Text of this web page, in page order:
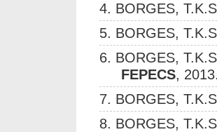
4. BORGES,
5. BORGES,
6. BORGES,
FEPECS,
7. BORGES,
8. BORGES,